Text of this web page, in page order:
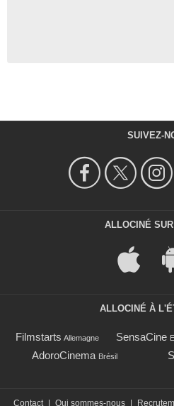
SUIVEZ-
ALLOCINÉ
ALLOCINÉ À
Filmstarts Allemagne SensaCine
AdoroCinema Brésil
Contact | Qui sommes-nous |